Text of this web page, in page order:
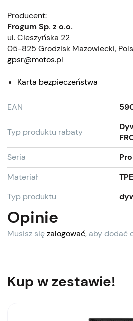
Producent:
Frogum Sp. z o.o.
ul. Cieszyńska 22
05-825 Grodzisk Mazowiecki,
gpsr@motos.pl
Karta bezpieczeństwa
EAN
Typ produktu rabaty
Seria
Materiał
TPE
Typ produktu
Opinie
Musisz sięzalogować, aby dodać
Kup w zestawie!